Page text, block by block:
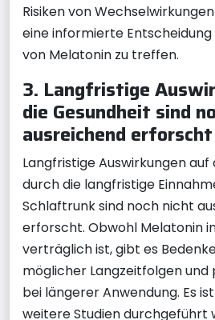
Risiken von
eine informierte
von Melatonin zu treffen.
3. Langfristige
die Gesundheit sind
ausreichend erforscht
Langfristige Auswirkungen auf
durch die langfristige
Schlaftrunk sind noch nicht
erforscht. Obwohl Melatonin
verträglich ist, gibt es
möglicher Langzeitfolgen und
bei längerer Anwendung. Es
weitere Studien durchgeführt